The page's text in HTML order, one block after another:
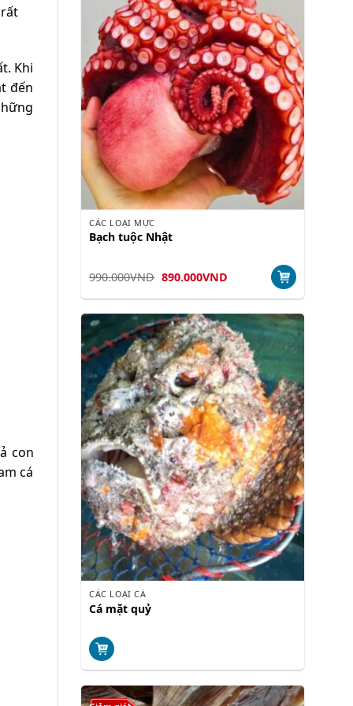
Khi
đến
con
cá
CÁC LOẠI MỰC
Bạch tuộc Nhật
990.000VND Giá
là:
890.000VNDGiá
tại
890.000VND.
CÁC LOẠI CÁ
Cá mặt quỷ